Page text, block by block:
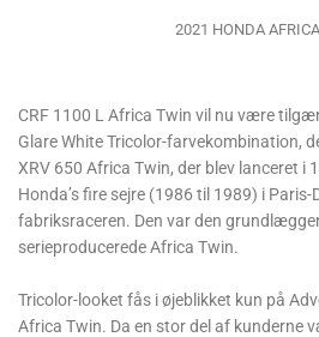
2021 HONDA
CRF 1100 L Africa Twin vil nu være
Glare White Tricolor-farvekombination,
XRV 650 Africa Twin, der blev lanceret i
Honda’s fire sejre (1986 til 1989) i Paris-
fabriksraceren. Den var den
serieproducerede Africa Twin.
Tricolor-looket fås i øjeblikket kun på
Africa Twin. Da en stor del af kunderne